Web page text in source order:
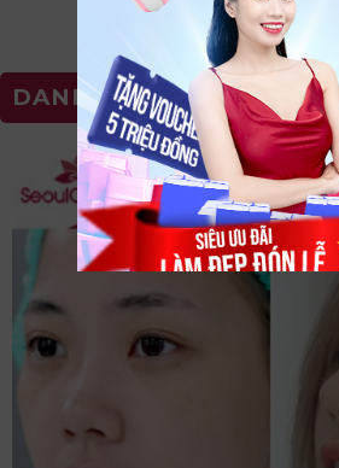
DANH SÁCH DỊCH VỤ